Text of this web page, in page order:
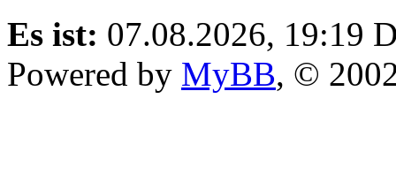
Es ist: 07.08.2026, 19:19
Powered by MyBB, ©